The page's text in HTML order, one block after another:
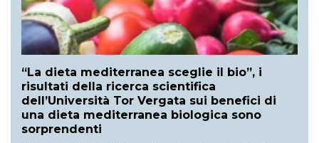
“La dieta mediterranea sceglie il bio”, i
risultati della ricerca scientifica
dell’Università Tor Vergata sui benefici di
una dieta mediterranea biologica sono
sorprendenti